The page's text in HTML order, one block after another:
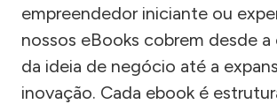
empreendedor iniciante ou
nossos eBooks cobrem desde
da ideia de negócio até a
inovação. Cada ebook é